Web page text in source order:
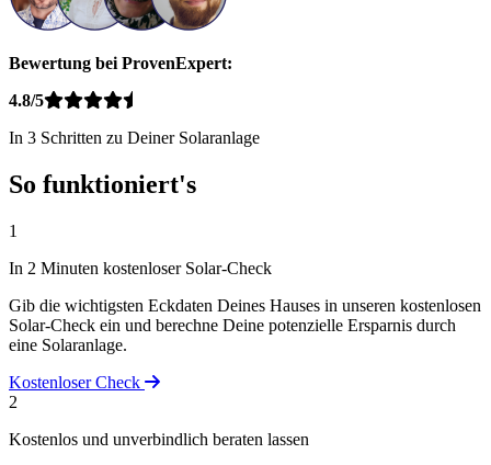
Bewertung bei ProvenExpert:
4.8/5
In 3 Schritten zu Deiner Solaranlage
So funktioniert's
1
In 2 Minuten kostenloser Solar-Check
Gib die wichtigsten Eckdaten Deines Hauses in unseren kostenlosen
Solar-Check ein und berechne Deine potenzielle Ersparnis durch
eine Solaranlage.
Kostenloser Check
2
Kostenlos und unverbindlich beraten lassen